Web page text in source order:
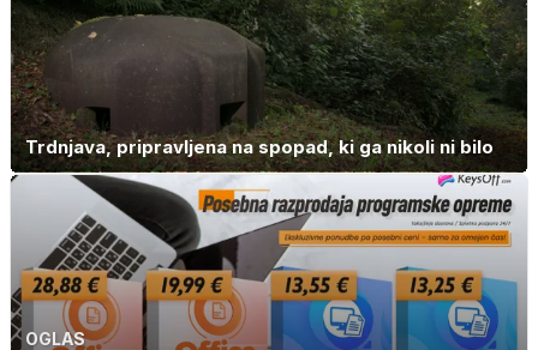
Trdnjava, pripravljena na spopad, ki ga nikoli ni bilo
OGLAS